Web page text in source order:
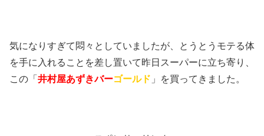
気になりすぎて悶々としていましたが、とうとうモテる体
を手に入れることを差し置いて昨日スーパーに立ち寄り、
この「 井村屋あずきバーゴールド 」を買ってきました。